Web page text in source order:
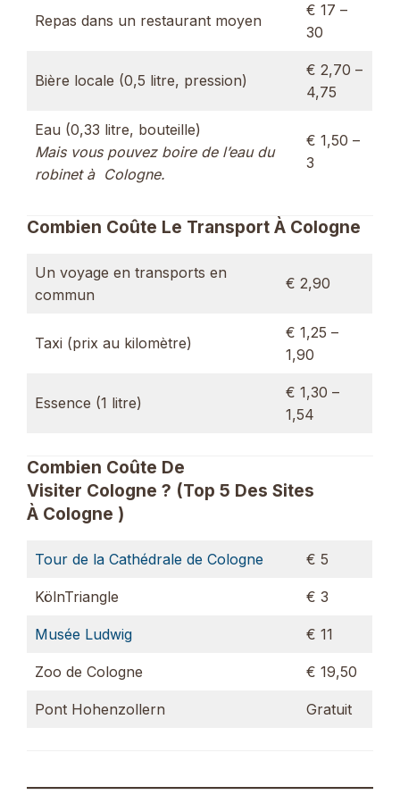
Repas dans un restaurant moyen
€ 17 –
30
Bière locale (0,5 litre, pression)
€ 2,70 –
4,75
Eau (0,33 litre, bouteille)
Mais vous pouvez boire de l’eau du
robinet à Cologne.
€ 1,50 –
3
Combien Coûte Le Transport À Cologne
Un voyage en transports en
commun
€ 2,90
Taxi (prix au kilomètre)
€ 1,25 –
1,90
Essence (1 litre)
€ 1,30 –
1,54
Combien Coûte De
Visiter Cologne ? (Top 5 Des Sites
À Cologne )
Tour de la Cathédrale de Cologne € 5
KölnTriangle € 3
Musée Ludwig € 11
Zoo de Cologne € 19,50
Pont Hohenzollern Gratuit